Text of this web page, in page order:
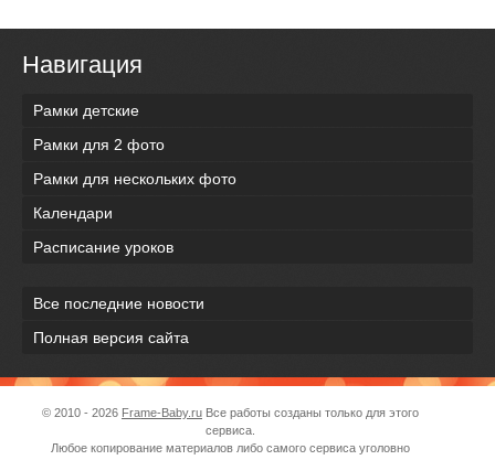
Навигация
Рамки детские
Рамки для 2 фото
Рамки для нескольких фото
Календари
Расписание уроков
Все последние новости
Полная версия сайта
© 2010 - 2026 Frame-Baby.ru Все работы созданы только для этого
сервиса.
Любое копирование материалов либо самого сервиса уголовно